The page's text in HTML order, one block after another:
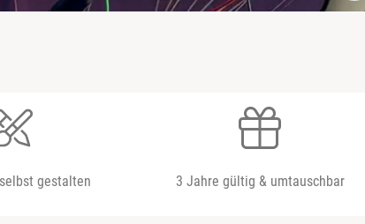
gestalten 3 Jahre gültig & umtauschbar